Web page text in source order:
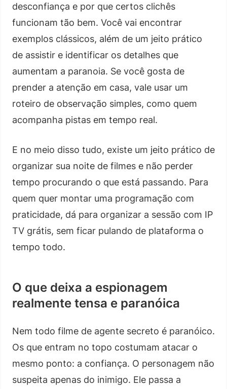
desconfiança e por que certos clichês
funcionam tão bem. Você vai encontrar
exemplos clássicos, além de um jeito prático
de assistir e identificar os detalhes que
aumentam a paranoia. Se você gosta de
prender a atenção em casa, vale usar um
roteiro de observação simples, como quem
acompanha pistas em tempo real.
E no meio disso tudo, existe um jeito prático de
organizar sua noite de filmes e não perder
tempo procurando o que está passando. Para
quem quer montar uma programação com
praticidade, dá para organizar a sessão com IP
TV grátis, sem ficar pulando de plataforma o
tempo todo.
O que deixa a espionagem
realmente tensa e paranóica
Nem todo filme de agente secreto é paranóico.
Os que entram no topo costumam atacar o
mesmo ponto: a confiança. O personagem não
suspeita apenas do inimigo. Ele passa a